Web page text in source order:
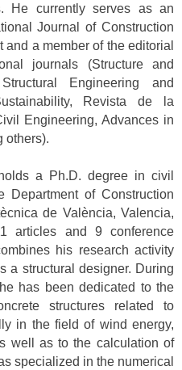
He currently serves as an
Journal of Construction
a member of the editorial
journals (Structure and
Engineering and
Revista de la
Engineering, Advances in
others).
a Ph.D. degree in civil
Department of Construction
de València, Valencia,
articles and 9 conference
his research activity
a structural designer. During
has been dedicated to the
structures related to
in the field of wind energy,
well as to the calculation of
specialized in the numerical